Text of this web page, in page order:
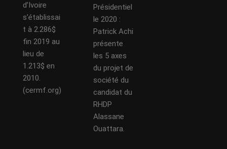
d’Ivoire
s’établissai
t à 2.286$
fin 2019 au
lieu de
1.213$ en
2010.
(cermf.org)
Présidentiel
le 2020 :
Patrick Achi
présente
les 5 axes
du projet de
société du
candidat du
RHDP
Alassane
Ouattara.